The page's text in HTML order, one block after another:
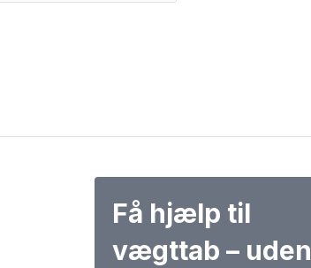
Få hjælp til
vægttab – uden